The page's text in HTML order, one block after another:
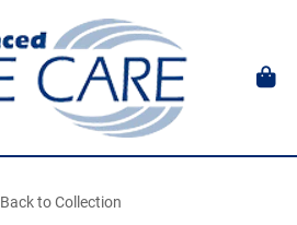
Back to Collection